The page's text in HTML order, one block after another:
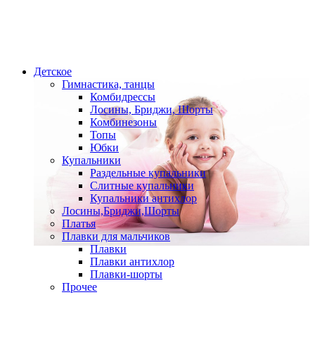
Детское
Гимнастика, танцы
Комбидрессы
Лосины, Бриджи, Шорты
Комбинезоны
Топы
Юбки
Купальники
Раздельные купальники
Слитные купальники
Купальники антихлор
Лосины,Бриджи,Шорты
Платья
Плавки для мальчиков
Плавки
Плавки антихлор
Плавки-шорты
Прочее